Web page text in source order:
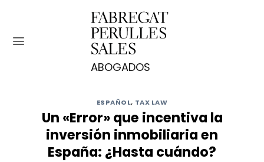
contenido
ESPAÑOL, TAX LAW
Un «Error» que incentiva la
inversión inmobiliaria en
España: ¿Hasta cuándo?